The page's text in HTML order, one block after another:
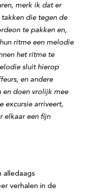
merk ik dat er
die tegen de
te pakken en,
ritme een melodie
het ritme te
sluit hierop
en andere
en doen vrolijk mee
excursie arriveert,
elkaar een fijn
alledaags
verhalen in de